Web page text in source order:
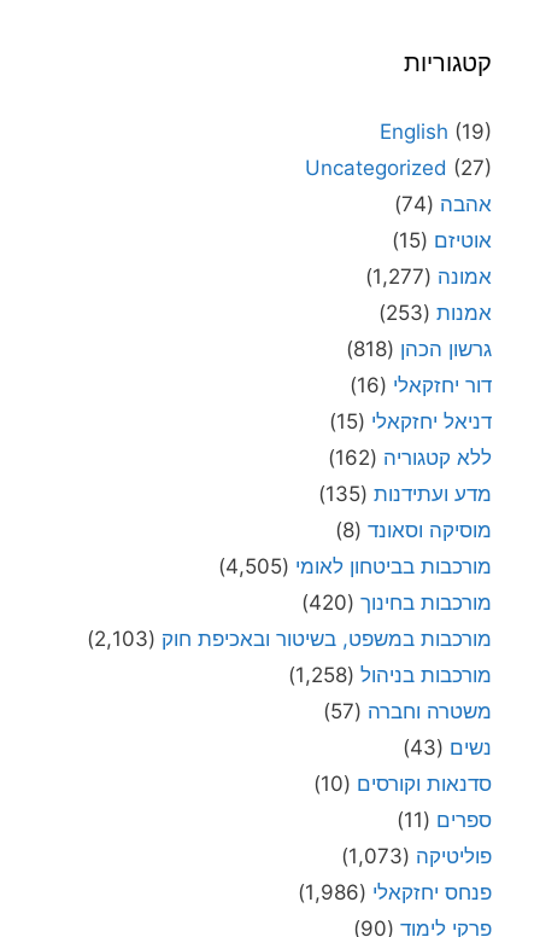
קטגוריות
English (19)
Uncategorized (27)
אהבה (74)
אוטיזם (15)
אמונה (1,277)
אמנות (253)
גרשון הכהן (818)
דור יחזקאלי (16)
דניאל יחזקאלי (15)
ללא קטגוריה (162)
מדע ועתידנות (135)
מוסיקה וסאונד (8)
מורכבות בביטחון לאומי (4,505)
מורכבות בחינוך (420)
מורכבות במשפט, בשיטור ובאכיפת חוק (2,103)
מורכבות בניהול (1,258)
משטרה וחברה (57)
נשים (43)
סדנאות וקורסים (10)
ספרים (11)
פוליטיקה (1,073)
פנחס יחזקאלי (1,986)
פרקי לימוד (90)